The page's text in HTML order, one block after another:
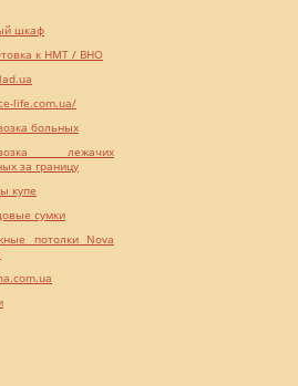
шкаф
к НМТ / ВНО
life.com.ua/
больных
лежачих
за границу
купе
сумки
потолки Nova